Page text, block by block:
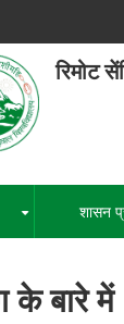
रिमोट
शासन
के बारे में